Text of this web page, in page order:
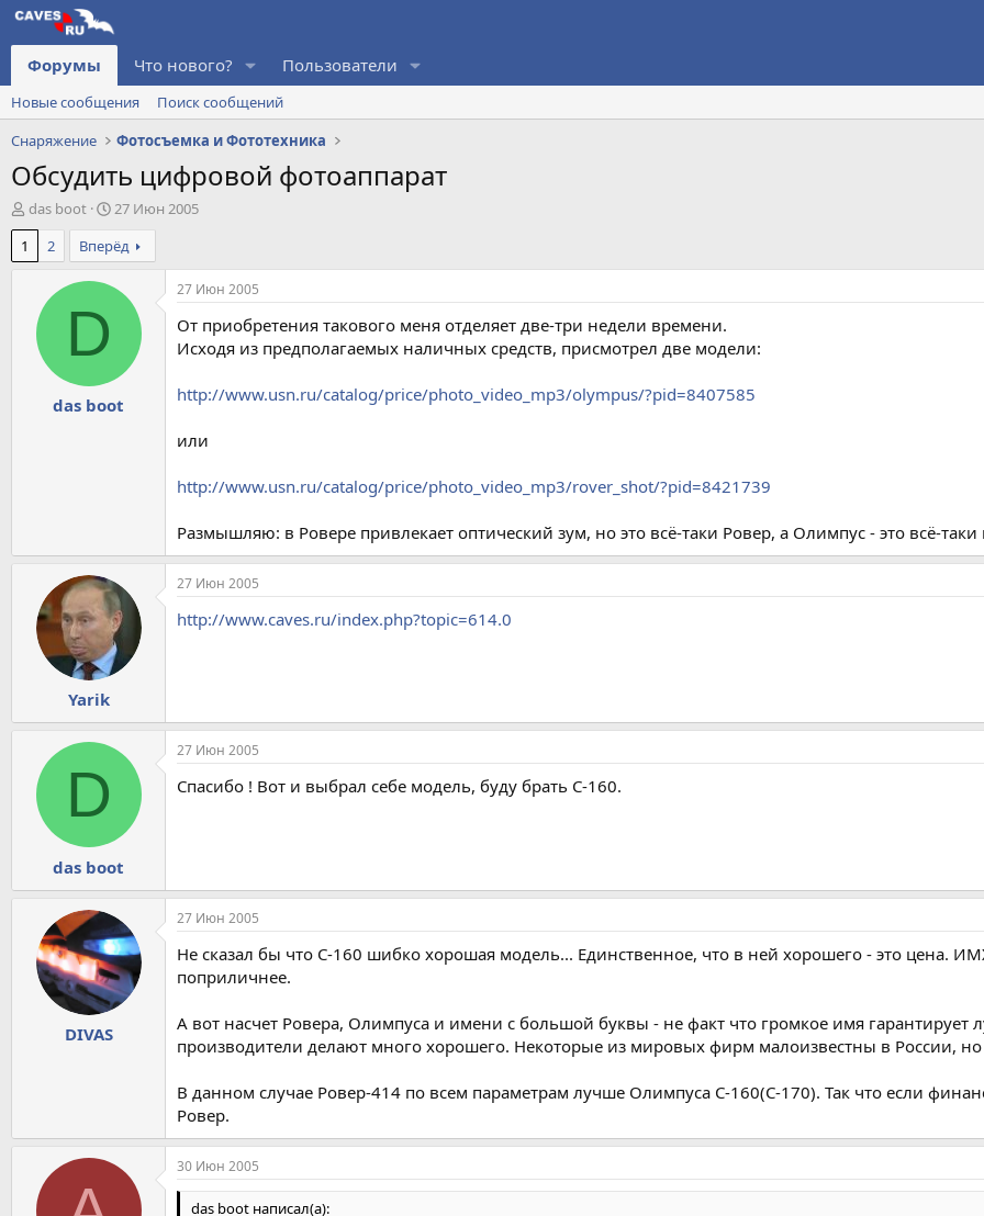
Форумы Что нового? Пользователи
Новые сообщения
Поиск сообщений
Снаряжение
Фотосъемка и Фототехника
Обсудить цифровой фотоаппарат
А
в
о
м
das boot
Д
т
а
н
а
27 Июн 2005
1
2 Вперёд
D
das boot
27 Июн 2005
От приобретения такового меня отделяет две-три недели времени.
Исходя из предполагаемых наличных средств, присмотрел две модели:
http://www.usn.ru/catalog/price/photo_video_mp3/olympus/?pid=8407585
или
http://www.usn.ru/catalog/price/photo_video_mp3/rover_shot/?pid=8421739
Размышляю: в Ровере привлекает оптический зум, но это всё-таки Ровер, а Олимпус - это всё-
Yarik
27 Июн 2005
http://www.caves.ru/index.php?topic=614.0
D
das boot
27 Июн 2005
Спасибо ! Вот и выбрал себе модель, буду брать C-160.
DIVAS
27 Июн 2005
Не сказал бы что С-160 шибко хорошая модель... Единственное, что в ней хорошего - это цена.
поприличнее.
А вот насчет Ровера, Олимпуса и имени с большой буквы - не факт что громкое имя гарантирует
производители делают много хорошего. Некоторые из мировых фирм малоизвестны в России,
В данном случае Ровер-414 по всем параметрам лучше Олимпуса С-160(С-170). Так что если
Ровер.
30 Июн 2005
das boot написал(а):